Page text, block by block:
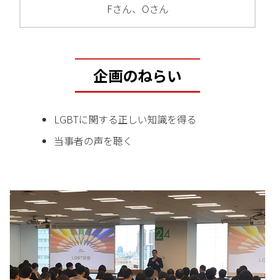
Fさん、Oさん
企画のねらい
LGBTに関する正しい知識を得る
当事者の声を聴く